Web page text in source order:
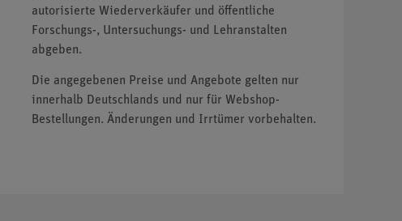
autorisierte Wiederverkäufer und öffentliche
Forschungs-, Untersuchungs- und Lehranstalten
abgeben.
Die angegebenen Preise und Angebote gelten nur
innerhalb Deutschlands und nur für Webshop-
Bestellungen. Änderungen und Irrtümer vorbehalten.